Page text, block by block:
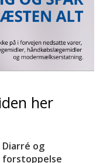
her
Diarré og
forstoppelse